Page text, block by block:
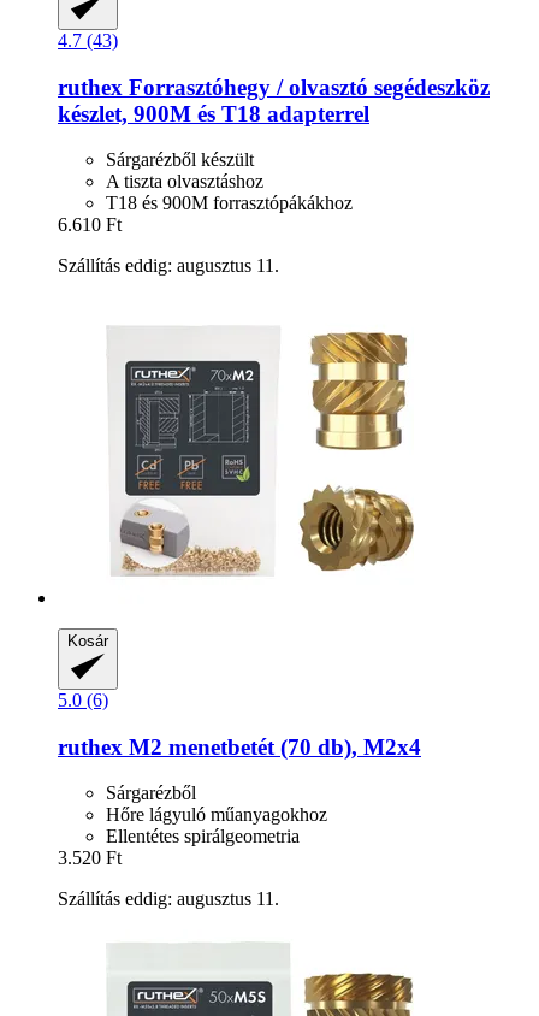
4.7 (43)
ruthex Forrasztóhegy / olvasztó segédeszköz
készlet, 900M és T18 adapterrel
Sárgarézből készült
A tiszta olvasztáshoz
T18 és 900M forrasztópákákhoz
6.610 Ft
Szállítás eddig: augusztus 11.
Kosár
5.0 (6)
ruthex M2 menetbetét (70 db), M2x4
Sárgarézből
Hőre lágyuló műanyagokhoz
Ellentétes spirálgeometria
3.520 Ft
Szállítás eddig: augusztus 11.